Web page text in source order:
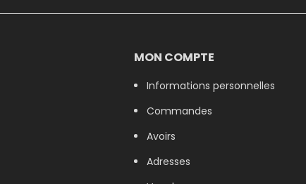
MON COMPTE
Informations personnelles
Commandes
Avoirs
Adresses